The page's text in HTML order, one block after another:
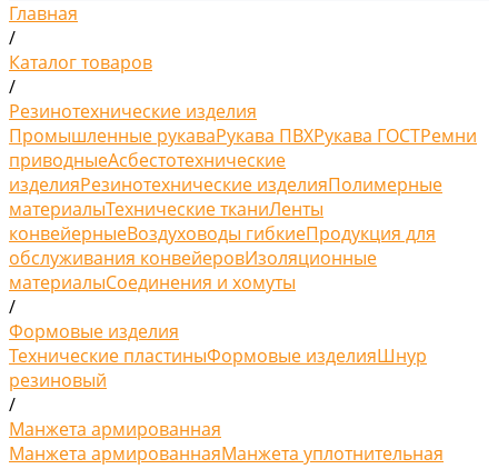
Главная
/
Каталог товаров
/
Резинотехнические изделия
Промышленные рукаваРукава ПВХРукава ГОСТРемни
приводныеАсбестотехнические
изделияРезинотехнические изделияПолимерные
материалыТехнические тканиЛенты
конвейерныеВоздуховоды гибкиеПродукция для
обслуживания конвейеровИзоляционные
материалыСоединения и хомуты
/
Формовые изделия
Технические пластиныФормовые изделияШнур
резиновый
/
Манжета армированная
Манжета армированнаяМанжета уплотнительная